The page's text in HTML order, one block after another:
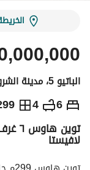
الباتيو 5، مدينة الشروق، القاهرة
6
4 299 متر ج.م
التفاصيل
لافيستا